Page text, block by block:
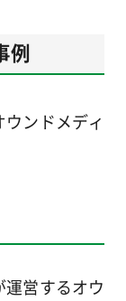
例
ンドメディ
営するオウ